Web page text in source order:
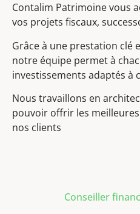
Contalim Patrimoine vous
vos projets fiscaux,
Grâce à une prestation clé
notre équipe permet à
investissements adaptés à
Nous travaillons en
pouvoir offrir les
nos clients
Conseiller